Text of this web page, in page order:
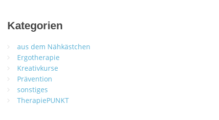
Kategorien
aus dem Nähkästchen
Ergotherapie
Kreativkurse
Prävention
sonstiges
TherapiePUNKT